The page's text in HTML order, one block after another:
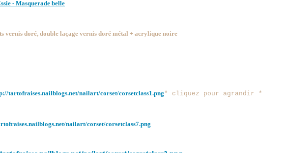
- Masquerade belle
vernis doré, double laçage vernis doré métal + acrylique noire
* cliquez pour agrandir *